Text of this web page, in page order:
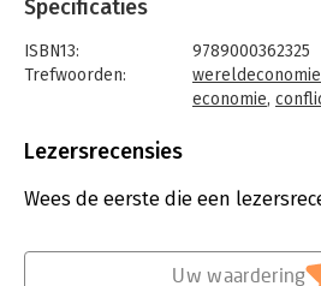
de westerse wereld heeft van het
zich in een nieuwe periode van groei,
streven China voorbij, territoriale
geschoven ten behoeve van
vooruitgang.
aldus Khanna. In Azië is de toekomst
beeld van de manier waarop het Azië
eeuw samenkomt en tegelijkertijd de
Specificaties
ISBN13:
9789000362325
Trefwoorden:
wereldeconomie
economie,
Bindwijze:
Bestandsformaat:
epub
Unieboek | Het
1
Lezersrecensies
Wees de eerste die een
Uw waardering